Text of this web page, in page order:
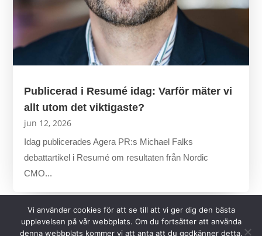
Publicerad i Resumé idag: Varför mäter vi
allt utom det viktigaste?
jun 12, 2026
Idag publicerades Agera PR:s Michael Falks
debattartikel i Resumé om resultaten från Nordic
CMO...
Vi använder cookies för att se till att vi ger dig den bästa
upplevelsen på vår webbplats. Om du fortsätter att använda
denna webbplats kommer vi att anta att du godkänner detta.